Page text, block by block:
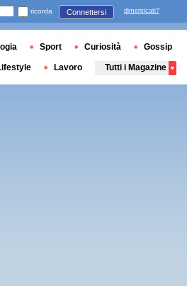
ricorda Connettersi dimenticati?
Sport Curiosità Gossip
Lavoro Tutti i Magazine